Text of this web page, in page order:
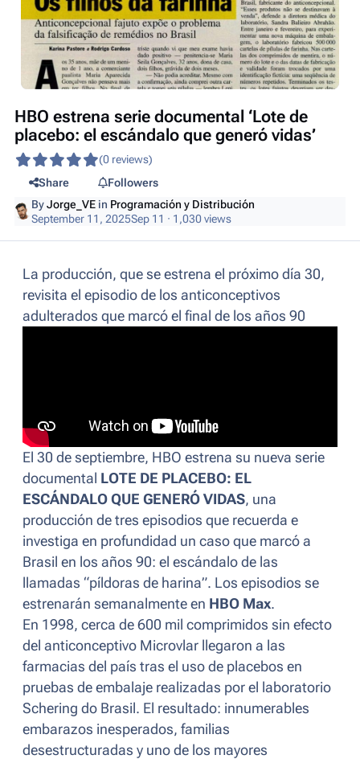
HBO estrena serie documental ‘Lote de
placebo: el escándalo que generó vidas’
(0 reviews)
Share
Followers
ByJorge_VE in Programación y Distribución
September 11, 2025Sep 11 · 1,030 views
La producción, que se estrena el próximo día 30,
revisita el episodio de los anticonceptivos
adulterados que marcó el final de los años 90
El 30 de septiembre, HBO estrena su nueva serie
documental LOTE DE PLACEBO: EL
ESCÁNDALO QUE GENERÓ VIDAS, una
producción de tres episodios que recuerda e
investiga en profundidad un caso que marcó a
Brasil en los años 90: el escándalo de las
llamadas “píldoras de harina”. Los episodios se
estrenarán semanalmente en HBO Max.
En 1998, cerca de 600 mil comprimidos sin efecto
del anticonceptivo Microvlar llegaron a las
farmacias del país tras el uso de placebos en
pruebas de embalaje realizadas por el laboratorio
Schering do Brasil. El resultado: innumerables
embarazos inesperados, familias
desestructuradas y uno de los mayores